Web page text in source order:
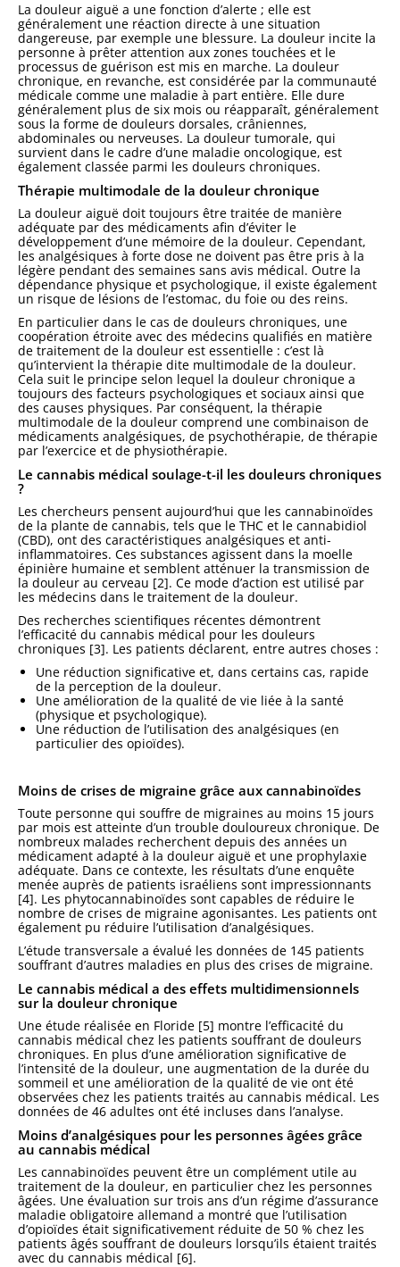
La douleur aiguë a une fonction d’alerte ; elle est
généralement une réaction directe à une situation
dangereuse, par exemple une blessure. La douleur incite la
personne à prêter attention aux zones touchées et le
processus de guérison est mis en marche. La douleur
chronique, en revanche, est considérée par la communauté
médicale comme une maladie à part entière. Elle dure
généralement plus de six mois ou réapparaît, généralement
sous la forme de douleurs dorsales, crâniennes,
abdominales ou nerveuses. La douleur tumorale, qui
survient dans le cadre d’une maladie oncologique, est
également classée parmi les douleurs chroniques.
Thérapie multimodale de la douleur chronique
La douleur aiguë doit toujours être traitée de manière
adéquate par des médicaments afin d’éviter le
développement d’une mémoire de la douleur. Cependant,
les analgésiques à forte dose ne doivent pas être pris à la
légère pendant des semaines sans avis médical. Outre la
dépendance physique et psychologique, il existe également
un risque de lésions de l’estomac, du foie ou des reins.
En particulier dans le cas de douleurs chroniques, une
coopération étroite avec des médecins qualifiés en matière
de traitement de la douleur est essentielle : c’est là
qu’intervient la thérapie dite multimodale de la douleur.
Cela suit le principe selon lequel la douleur chronique a
toujours des facteurs psychologiques et sociaux ainsi que
des causes physiques. Par conséquent, la thérapie
multimodale de la douleur comprend une combinaison de
médicaments analgésiques, de psychothérapie, de thérapie
par l’exercice et de physiothérapie.
Le cannabis médical soulage-t-il les douleurs chroniques
?
Les chercheurs pensent aujourd’hui que les cannabinoïdes
de la plante de cannabis, tels que le THC et le cannabidiol
(CBD), ont des caractéristiques analgésiques et anti-
inflammatoires. Ces substances agissent dans la moelle
épinière humaine et semblent atténuer la transmission de
la douleur au cerveau [2]. Ce mode d’action est utilisé par
les médecins dans le traitement de la douleur.
Des recherches scientifiques récentes démontrent
l’efficacité du cannabis médical pour les douleurs
chroniques [3]. Les patients déclarent, entre autres choses :
Une réduction significative et, dans certains cas, rapide
de la perception de la douleur.
Une amélioration de la qualité de vie liée à la santé
(physique et psychologique).
Une réduction de l’utilisation des analgésiques (en
particulier des opioïdes).
Moins de crises de migraine grâce aux cannabinoïdes
Toute personne qui souffre de migraines au moins 15 jours
par mois est atteinte d’un trouble douloureux chronique. De
nombreux malades recherchent depuis des années un
médicament adapté à la douleur aiguë et une prophylaxie
adéquate. Dans ce contexte, les résultats d’une enquête
menée auprès de patients israéliens sont impressionnants
[4]. Les phytocannabinoïdes sont capables de réduire le
nombre de crises de migraine agonisantes. Les patients ont
également pu réduire l’utilisation d’analgésiques.
L’étude transversale a évalué les données de 145 patients
souffrant d’autres maladies en plus des crises de migraine.
Le cannabis médical a des effets multidimensionnels
sur la douleur chronique
Une étude réalisée en Floride [5] montre l’efficacité du
cannabis médical chez les patients souffrant de douleurs
chroniques. En plus d’une amélioration significative de
l’intensité de la douleur, une augmentation de la durée du
sommeil et une amélioration de la qualité de vie ont été
observées chez les patients traités au cannabis médical. Les
données de 46 adultes ont été incluses dans l’analyse.
Moins d’analgésiques pour les personnes âgées grâce
au cannabis médical
Les cannabinoïdes peuvent être un complément utile au
traitement de la douleur, en particulier chez les personnes
âgées. Une évaluation sur trois ans d’un régime d’assurance
maladie obligatoire allemand a montré que l’utilisation
d’opioïdes était significativement réduite de 50 % chez les
patients âgés souffrant de douleurs lorsqu’ils étaient traités
avec du cannabis médical [6].